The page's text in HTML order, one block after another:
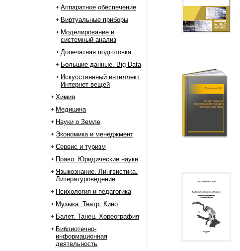
Аппаратное обеспечение
Виртуальные приборы
Моделирование и
системный анализ
Допечатная подготовка
Большие данные. Big Data
Искусственный интеллект.
Интернет вещей
Химия
Медицина
Науки о Земле
Экономика и менеджмент
Сервис и туризм
Право. Юридические науки
Языкознание. Лингвистика.
Литературоведение
Психология и педагогика
Музыка. Театр. Кино
Балет. Танец. Хореография
Библиотечно-
информационная
деятельность